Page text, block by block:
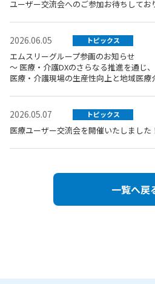
ユーザー交流会へのご参加お待ちしてお
2026.06.05 トピックス
エムスリーグループ参画のお知らせ
～ 医療・介護DXのさらなる推進を通じ、
医療・介護現場の生産性向上と地域医療
2026.05.07 トピックス
医療ユーザー交流会を開催いたしました
一覧へ戻